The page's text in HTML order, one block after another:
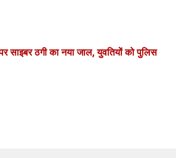
साइबर ठगी का नया जाल, युवतियों को पुलिस